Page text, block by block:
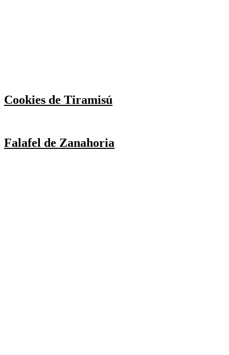
Cookies de Tiramisú
Falafel de Zanahoria